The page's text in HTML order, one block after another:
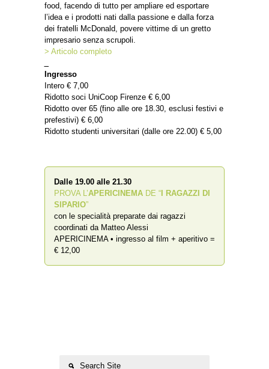
food, facendo di tutto per ampliare ed esportare
l’idea e i prodotti nati dalla passione e dalla forza
dei fratelli McDonald, povere vittime di un gretto
impresario senza scrupoli.
> Articolo completo
Ingresso
Intero € 7,00
Ridotto soci UniCoop Firenze € 6,00
Ridotto over 65 (fino alle ore 18.30, esclusi festivi e
prefestivi) € 6,00
Ridotto studenti universitari (dalle ore 22.00) € 5,00
Dalle 19.00 alle 21.30
PROVA L’APERICINEMA DE “ I RAGAZZI DI
SIPARIO”
con le specialità preparate dai ragazzi
coordinati da Matteo Alessi
APERICINEMA • ingresso al film + aperitivo =
€ 12,00